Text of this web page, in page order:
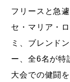
フリースと急
セ・マリア・
ミ、ブレンド
ー、全6名が特
大会での健闘